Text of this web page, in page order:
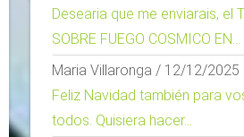
Desearia que me enviarais, el
SOBRE FUEGO COSMICO EN...
Maria Villaronga / 12/12/2025
Feliz Navidad también para
todos. Quisiera hacer...